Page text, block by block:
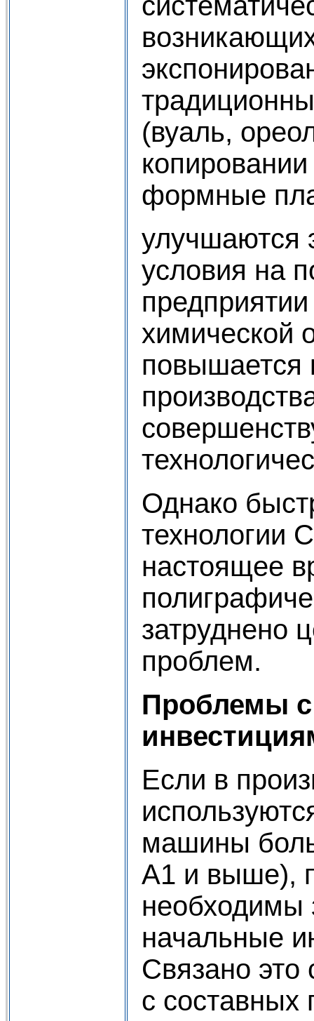
(вуаль,
формные
улучшаются
условия на
предприятии
химической
повышается
Однако
технологии
настоящее
затруднено
проблем.
Проблемы
Если в
машины
А1 и выше),
необходимы
начальные
Связано это
с